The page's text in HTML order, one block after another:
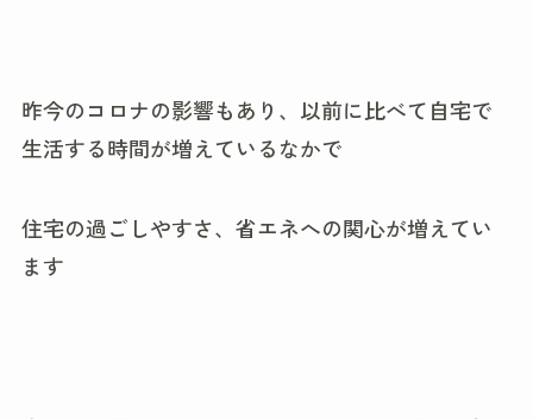
昨今のコロナの影響もあり、以前に比べて自宅で
生活する時間が増えているなかで
住宅の過ごしやすさ、省エネへの関心が増えてい
ます